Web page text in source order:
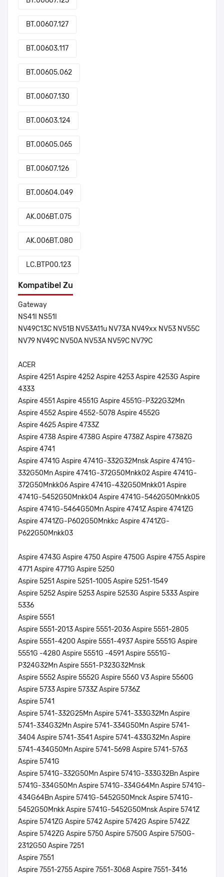
BT.00607.127
BT.00603.117
BT.00605.062
BT.00607.130
BT.00603.124
BT.00605.065
BT.00607.126
BT.00604.049
AK.006BT.075
AK.006BT.080
LC.BTP00.123
Kompatibel Zu
Gateway
NS41I NS51I
NV49C13C NV51B NV53A11u NV73A NV49xx NV53 NV55C
NV79 NV49C NV50A NV53A NV59C NV79C
ACER
Aspire 4251 Aspire 4252 Aspire 4253 Aspire 4253G Aspire
4333
Aspire 4551 Aspire 4551G Aspire 4551G-P322G32Mn
Aspire 4552 Aspire 4552-5078 Aspire 4552G
Aspire 4625 Aspire 4733Z
Aspire 4738 Aspire 4738G Aspire 4738Z Aspire 4738ZG
Aspire 4741
Aspire 4741G Aspire 4741G-332G32Mnsk Aspire 4741G-
332G50Mn Aspire 4741G-372G50Mnkk02 Aspire 4741G-
372G50Mnkk06 Aspire 4741G-432G50Mnkk01 Aspire
4741G-5452G50Mnkk04 Aspire 4741G-5462G50Mnkk05
Aspire 4741G-5464G50Mn Aspire 4741Z Aspire 4741ZG
Aspire 4741ZG-P602G50Mnkkc Aspire 4741ZG-
P622G50Mnkk03
Aspire 4743G Aspire 4750 Aspire 4750G Aspire 4755 Aspire
4771 Aspire 4771G Aspire 5250
Aspire 5251 Aspire 5251-1005 Aspire 5251-1549
Aspire 5252 Aspire 5253 Aspire 5253G Aspire 5333 Aspire
5336
Aspire 5551
Aspire 5551-2013 Aspire 5551-2036 Aspire 5551-2805
Aspire 5551-4200 Aspire 5551-4937 Aspire 5551G Aspire
5551G -4280 Aspire 5551G -4591 Aspire 5551G-
P324G32Mn Aspire 5551-P323G32Mnsk
Aspire 5552 Aspire 5552G Aspire 5560 V3 Aspire 5560G
Aspire 5733 Aspire 5733Z Aspire 5736Z
Aspire 5741
Aspire 5741-332G25Mn Aspire 5741-333G32Mn Aspire
5741-334G32Mn Aspire 5741-334G50Mn Aspire 5741-
3404 Aspire 5741-3541 Aspire 5741-433G32Mn Aspire
5741-434G50Mn Aspire 5741-5698 Aspire 5741-5763
Aspire 5741G
Aspire 5741G-332G50Mn Aspire 5741G-333G32Bn Aspire
5741G-334G50Mn Aspire 5741G-334G64Mn Aspire 5741G-
434G64Bn Aspire 5741G-5452G50Mnck Aspire 5741G-
5452G50Mnkk Aspire 5741G-5452G50Mnsk Aspire 5741Z
Aspire 5741ZG Aspire 5742 Aspire 5742G Aspire 5742Z
Aspire 5742ZG Aspire 5750 Aspire 5750G Aspire 5750G-
2312G50 Aspire 7251
Aspire 7551
Aspire 7551-2755 Aspire 7551-3068 Aspire 7551-3416